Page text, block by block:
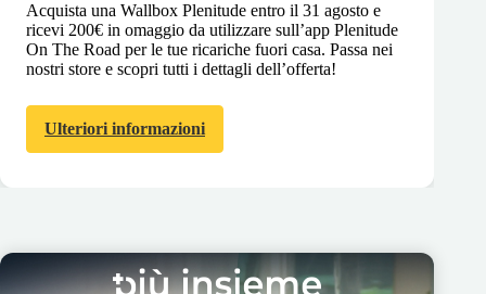
Acquista una Wallbox Plenitude entro il 31 agosto e
ricevi 200€ in omaggio da utilizzare sull’app Plenitude
On The Road per le tue ricariche fuori casa. Passa nei
nostri store e scopri tutti i dettagli dell’offerta!
Ulteriori informazioni